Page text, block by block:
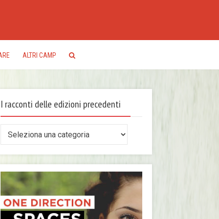
ALTRI CAMP
I racconti delle edizioni precedenti